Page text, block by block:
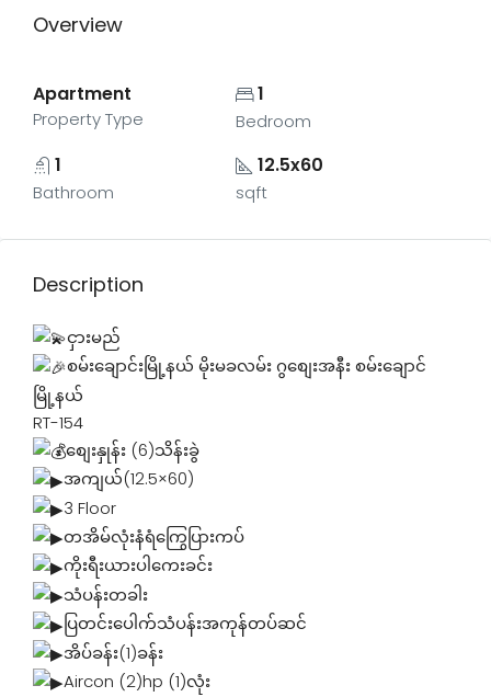
Overview
Apartment
Property Type
1
Bedroom
1
Bathroom
12.5x60
sqft
Description
ငှားမည်
စမ်းချောင်းမြို့နယ် မိုးမခလမ်း ဂွစျေးအနီး စမ်းချောင်
မြို့နယ်
RT-154
စျေးနှုန်း (6)သိန်းခွဲ
အကျယ်(12.5×60)
3 Floor
တအိမ်လုံးနံရံကြွေပြားကပ်
ကိုးရီးယားပါကေးခင်း
သံပန်းတခါး
ပြတင်းပေါက်သံပန်းအကုန်တပ်ဆင်
အိပ်ခန်း(1)ခန်း
Aircon (2)hp (1)လုံး